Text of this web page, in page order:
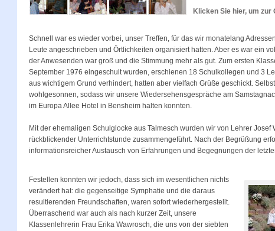
Klicken Sie hier, um zur
Schnell war es wieder vorbei, unser Treffen, für das wir monatelang
Leute angeschrieben und Örtlichkeiten organisiert hatten. Aber es war ein
der Anwesenden war groß und die Stimmung mehr als gut. Zum ersten
September 1976 eingeschult wurden, erschienen 18 Schulkollegen und 3
aus wichtigem Grund verhindert, hatten aber vielfach Grüße geschickt.
wohlgesonnen, sodass wir unsere Wiedersehensgespräche am
im Europa Allee Hotel in Bensheim halten konnten.
Mit der ehemaligen Schulglocke aus Talmesch wurden wir von Lehrer Josef
rückblickender Unterrichtstunde zusammengeführt. Nach der Begrüßung
informationsreicher Austausch von Erfahrungen und Begegnungen der
Festellen konnten wir jedoch, dass sich im wesentlichen nichts
verändert hat: die gegenseitige Symphatie und die daraus
resultierenden Freundschaften, waren sofort wiederhergestellt.
Überraschend war auch als nach kurzer Zeit, unsere
Klassenlehrerin Frau Erika Wawrosch, die uns von der siebten